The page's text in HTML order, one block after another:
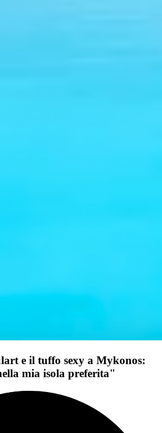
e il tuffo sexy a Mykonos:
mia isola preferita"